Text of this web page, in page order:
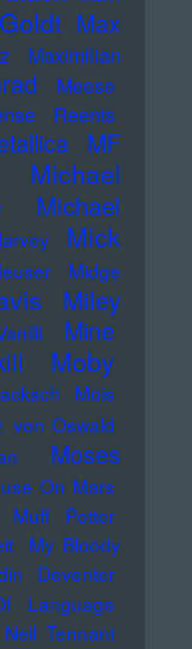
Max
Maximilian
Meese
Reents
MF
Michael
Michael
Mick
Midge
Miley
Mine
Moby
Mois
von Oswald
Moses
On Mars
Muff Potter
My Bloody
Deventer
Language
Neil Tennant